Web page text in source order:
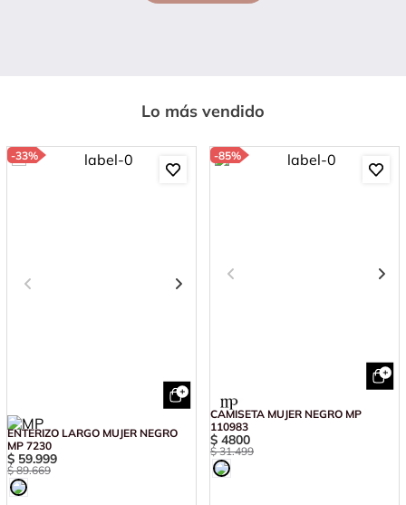
Lo más vendido
-33%
ENTERIZO LARGO MUJER NEGRO
MP 7230
$ 59.999
$ 89.669
-85%
CAMISETA MUJER NEGRO MP
110983
$ 4800
$ 31.499